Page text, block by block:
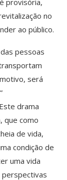
no
ao público.
pessoas
será
drama
que como
de vida,
condição de
uma vida